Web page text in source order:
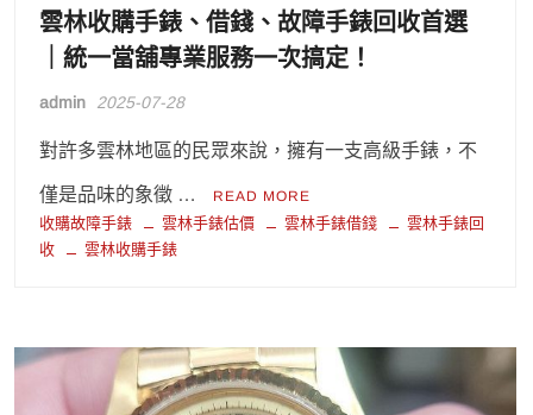
雲林收購手錶、借錢、故障手錶回收首選
｜統一當舖專業服務一次搞定！
admin 2025-07-28
對許多雲林地區的民眾來說，擁有一支高級手錶，不
僅是品味的象徵 … READ MORE
收購故障手錶 雲林手錶估價 雲林手錶借錢
雲林手錶回
收
雲林收購手錶